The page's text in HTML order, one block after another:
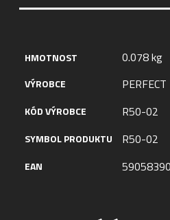
HMOTNOST 0.078 kg
VÝROBCE PERFECT
KÓD VÝROBCE R50-02
SYMBOL PRODUKTU R50-02
EAN